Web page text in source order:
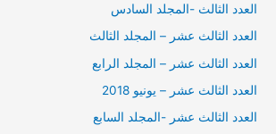
العدد الثالث -المجلد السادس
العدد الثالث عشر – المجلد الثالث
العدد الثالث عشر – المجلد الرابع
العدد الثالث عشر – يونيو 2018
العدد الثالث عشر -المجلد السابع